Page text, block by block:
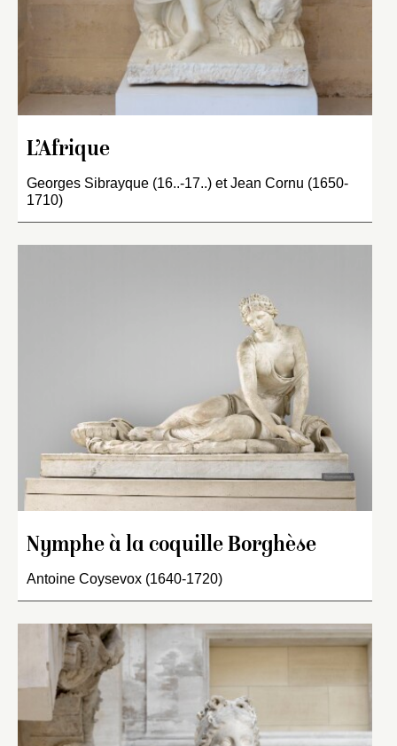
L’Afrique
Georges Sibrayque (16..-17..) et Jean Cornu (1650-
1710)
Nymphe à la coquille Borghèse
Antoine Coysevox (1640-1720)